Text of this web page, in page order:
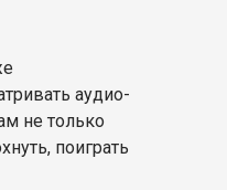
аудио-
не только
поиграть